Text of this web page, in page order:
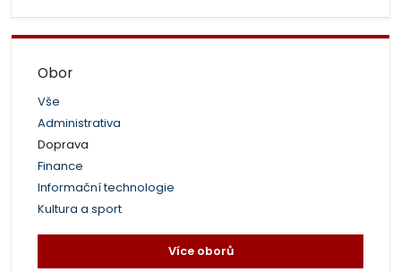
Obor
Vše
Administrativa
Doprava
Finance
Informační technologie
Kultura a sport
Více oborů